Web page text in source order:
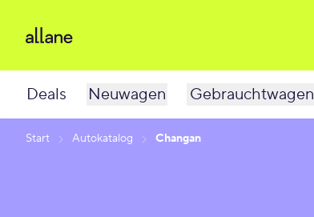
Deals Neuwagen Gebrauchtwagen
Start Autokatalog Changan